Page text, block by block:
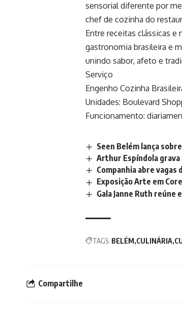
sensorial diferente por
chef de cozinha do
Entre receitas clássicas
gastronomia brasileira e
unindo sabor, afeto e
Serviço
Engenho Cozinha
Unidades: Boulevard
Funcionamento:
Seen Belém lança
Arthur Espíndola grava
Companhia abre
Exposição Arte em
Gala Janne Ruth reúne
TAGS: BELÉM CULINÁRIA
Compartilhe